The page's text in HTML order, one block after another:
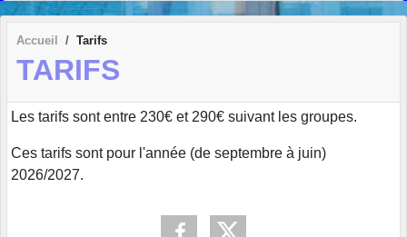
Accueil Tarifs
TARIFS
Les tarifs sont entre 230€ et 290€ suivant les groupes.
Ces tarifs sont pour l'année (de septembre à juin)
2026/2027.